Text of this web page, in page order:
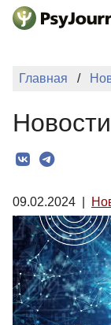
Перейти к
Главная
09.02.2024